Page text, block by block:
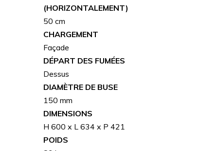
(HORIZONTALEMENT)
50 cm
CHARGEMENT
Façade
DÉPART DES FUMÉES
Dessus
DIAMÈTRE DE BUSE
150 mm
DIMENSIONS
H 600 x L 634 x P 421
POIDS